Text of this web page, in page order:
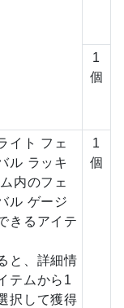
1
個
イト フェ
ル ラッキ
内のフェ
ル ゲージ
きるアイテ
と、詳細情
テムから1
択して獲得
1
個